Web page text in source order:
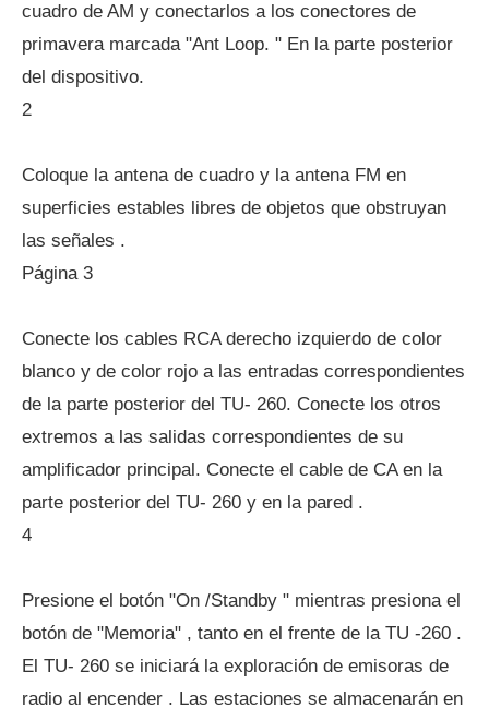
cuadro de AM y conectarlos a los conectores de
primavera marcada "Ant Loop. " En la parte posterior
del dispositivo.
2
Coloque la antena de cuadro y la antena FM en
superficies estables libres de objetos que obstruyan
las señales .
Página 3
Conecte los cables RCA derecho izquierdo de color
blanco y de color rojo a las entradas correspondientes
de la parte posterior del TU- 260. Conecte los otros
extremos a las salidas correspondientes de su
amplificador principal. Conecte el cable de CA en la
parte posterior del TU- 260 y en la pared .
4
Presione el botón "On /Standby " mientras presiona el
botón de "Memoria" , tanto en el frente de la TU -260 .
El TU- 260 se iniciará la exploración de emisoras de
radio al encender . Las estaciones se almacenarán en